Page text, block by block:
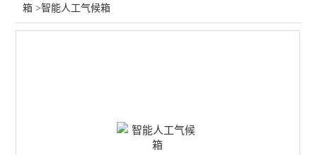
智能人工气候箱
智能二氧化碳人工气候箱
箱 >智能人工气候箱